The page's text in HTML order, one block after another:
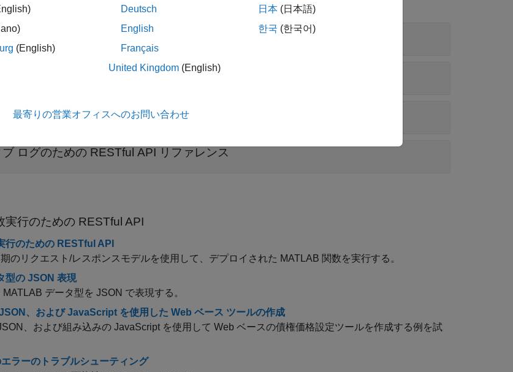
リー サービス
ス サービス
ブ ログのための RESTful API リファレンス
実行のための RESTful API
行のための RESTful API
のリクエスト/レスポンスモデルを使用して、デプロイされた MATLAB 関数を実行する。
型の JSON 表現
データ型を JSON で表現する。
、および JavaScript を使用した Web ベース ツールの作成
、および組み込みの JavaScript を使用して Web ベースの債権価格設定ツールを作成する例を試
ラーのトラブルシューティング
(English)
Deutsch
English
Français
United Kingdom (English)
日本 (日本語)
한국 (한국어)
最寄りの営業オフィスへのお問い合わせ